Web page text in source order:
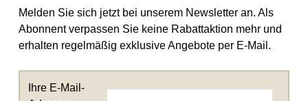
Melden Sie sich jetzt bei unserem Newsletter an. Als
Abonnent verpassen Sie keine Rabattaktion mehr und
erhalten regelmäßig exklusive Angebote per E-Mail.
Ihre E-Mail-